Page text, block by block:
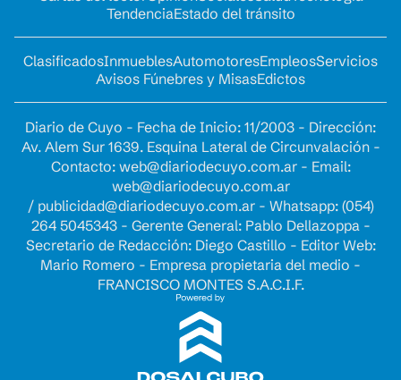
TendenciaEstado del tránsito
ClasificadosInmueblesAutomotoresEmpleosServicios
Avisos Fúnebres y MisasEdictos
Diario de Cuyo - Fecha de Inicio: 11/2003 - Dirección:
Av. Alem Sur 1639. Esquina Lateral de Circunvalación -
Contacto: web@diariodecuyo.com.ar- Email:
web@diariodecuyo.com.ar
/ publicidad@diariodecuyo.com.ar- Whatsapp: (054)
264 5045343 - Gerente General: Pablo Dellazoppa -
Secretario de Redacción: Diego Castillo - Editor Web:
Mario Romero - Empresa propietaria del medio -
FRANCISCO MONTES S.A.C.I.F.